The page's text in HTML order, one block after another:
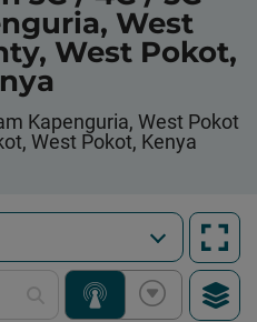
West
West Pokot,
Kapenguria, West Pokot
West Pokot, Kenya